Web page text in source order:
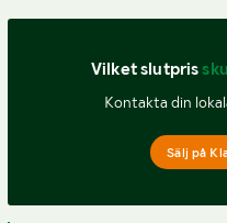
Vilket slutpris
Kontakta din
Sälj på